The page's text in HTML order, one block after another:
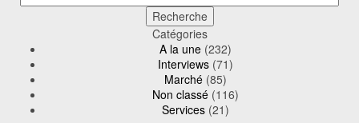
Catégories
A la une (232)
Interviews (71)
Marché (85)
Non classé (116)
Services (21)